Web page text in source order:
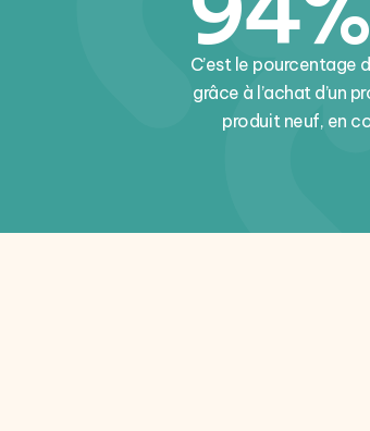
C’est le pourcentage
grâce à l’achat d’un
produit neuf, en